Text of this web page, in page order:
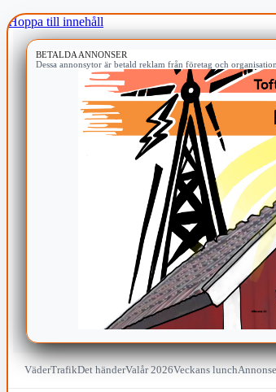
Hoppa till innehåll
BETALDA ANNONSER
Dessa annonsytor är betald reklam från företag och
VäderTrafikDet händerValår 2026Veckans lunch